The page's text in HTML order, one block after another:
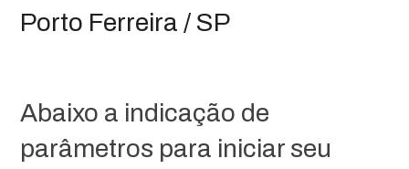
Porto Ferreira / SP
Abaixo a indicação de
parâmetros para iniciar seu